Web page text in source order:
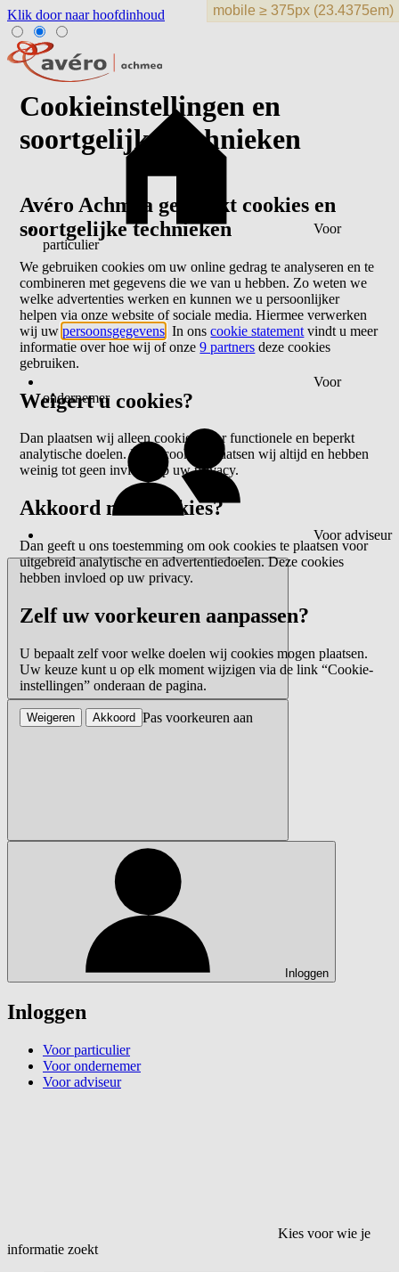
Klik door naar hoofdinhoud
Voor
particulier
Voor
ondernemer
Voor adviseur
Inloggen
Inloggen
Voor particulier
Voor ondernemer
Voor adviseur
Kies voor wie je
informatie zoekt
Cookieinstellingen en
soortgelijke technieken
Avéro Achmea gebruikt cookies en
soortgelijke technieken
We gebruiken cookies om uw online gedrag te analyseren en te
combineren met gegevens die we van u hebben. Zo weten we
welke advertenties werken en kunnen we u persoonlijker
helpen via onze website of sociale media. Hiermee verwerken
wij uwpersoonsgegevens . In onscookie statement vindt u meer
informatie over hoe wij of onze9 partners deze cookies
gebruiken.
Weigert u cookies?
Dan plaatsen wij alleen cookies voor functionele en beperkt
analytische doelen. Deze cookies plaatsen wij altijd en hebben
weinig tot geen invloed op uw privacy.
Akkoord met cookies?
Dan geeft u ons toestemming om ook cookies te plaatsen voor
uitgebreid analytische en advertentiedoelen. Deze cookies
hebben invloed op uw privacy.
Zelf uw voorkeuren aanpassen?
U bepaalt zelf voor welke doelen wij cookies mogen plaatsen.
Uw keuze kunt u op elk moment wijzigen via de link “Cookie-
instellingen” onderaan de pagina.
Pas voorkeuren aan
Weigeren Akkoord